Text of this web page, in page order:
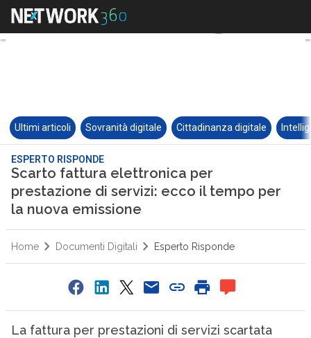
Ultimi articoli Sovranità digitale Cittadinanza digitale
ESPERTO RISPONDE
Scarto fattura elettronica per
prestazione di servizi: ecco il tempo per
la nuova emissione
Home Documenti Digitali Esperto Risponde
La fattura per prestazioni di servizi scartata